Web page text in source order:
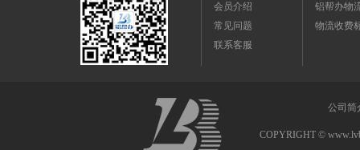
会员介绍
常见问题
联系客服
铝帮办物
物流收费
公司简
COPYRIGHT ©